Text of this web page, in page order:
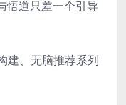
悟道只差一个引导
建、无脑推荐系列